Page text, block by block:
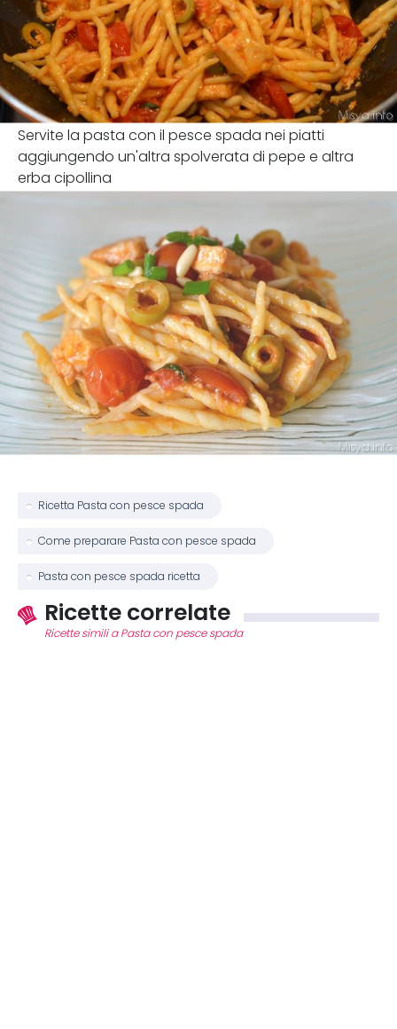
Servite la pasta con il pesce spada nei piatti
aggiungendo un'altra spolverata di pepe e altra
erba cipollina
Ricetta Pasta con pesce spada
Come preparare Pasta con pesce spada
Pasta con pesce spada ricetta
Ricette correlate
Ricette simili a Pasta con pesce spada